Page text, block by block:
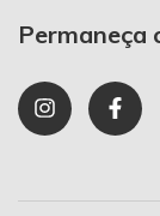
Permaneça